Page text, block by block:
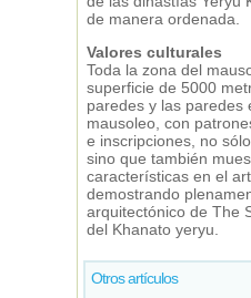
de manera ordenada.
Valores culturales
Toda la zona del
superficie de 5000
paredes y las paredes
mausoleo, con
e inscripciones, no
sino que también
características en el
demostrando
arquitectónico de The
del Khanato yeryu.
Otros artículos